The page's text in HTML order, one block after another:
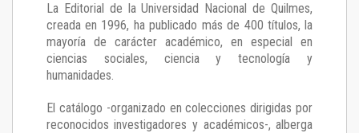
La Editorial de la Universidad Nacional de Quilmes,
creada en 1996, ha publicado más de 400 títulos, la
mayoría de carácter académico, en especial en
ciencias sociales, ciencia y tecnología y
humanidades.
El catálogo -organizado en colecciones dirigidas por
reconocidos investigadores y académicos-, alberga